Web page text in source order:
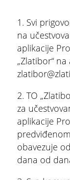
1. Svi
na
aplikacije
„Zlatibor“
2. TO
za
aplikacije
obavezuje
dana od